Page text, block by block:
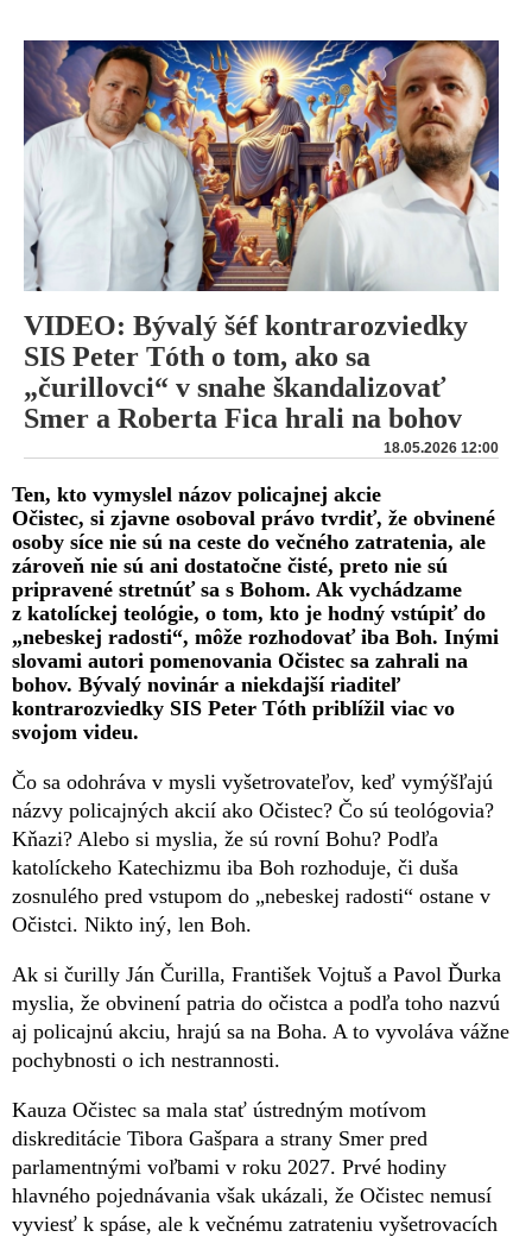
VIDEO: Bývalý šéf kontrarozviedky
SIS Peter Tóth o tom, ako sa
„čurillovci“ v snahe škandalizovať
Smer a Roberta Fica hrali na bohov
18.05.2026 12:00
Ten, kto vymyslel názov policajnej akcie
Očistec, si zjavne osoboval právo tvrdiť, že obvinené
osoby síce nie sú na ceste do večného zatratenia, ale
zároveň nie sú ani dostatočne čisté, preto nie sú
pripravené stretnúť sa s Bohom. Ak vychádzame
z katolíckej teológie, o tom, kto je hodný vstúpiť do
„nebeskej radosti“, môže rozhodovať iba Boh. Inými
slovami autori pomenovania Očistec sa zahrali na
bohov. Bývalý novinár a niekdajší riaditeľ
kontrarozviedky SIS Peter Tóth priblížil viac vo
svojom videu.
Čo sa odohráva v mysli vyšetrovateľov, keď vymýšľajú
názvy policajných akcií ako Očistec? Čo sú teológovia?
Kňazi? Alebo si myslia, že sú rovní Bohu? Podľa
katolíckeho Katechizmu iba Boh rozhoduje, či duša
zosnulého pred vstupom do „nebeskej radosti“ ostane v
Očistci. Nikto iný, len Boh.
Ak si čurilly Ján Čurilla, František Vojtuš a Pavol Ďurka
myslia, že obvinení patria do očistca a podľa toho nazvú
aj policajnú akciu, hrajú sa na Boha. A to vyvoláva vážne
pochybnosti o ich nestrannosti.
Kauza Očistec sa mala stať ústredným motívom
diskreditácie Tibora Gašpara a strany Smer pred
parlamentnými voľbami v roku 2027. Prvé hodiny
hlavného pojednávania však ukázali, že Očistec nemusí
vyviesť k spáse, ale k večnému zatrateniu vyšetrovacích